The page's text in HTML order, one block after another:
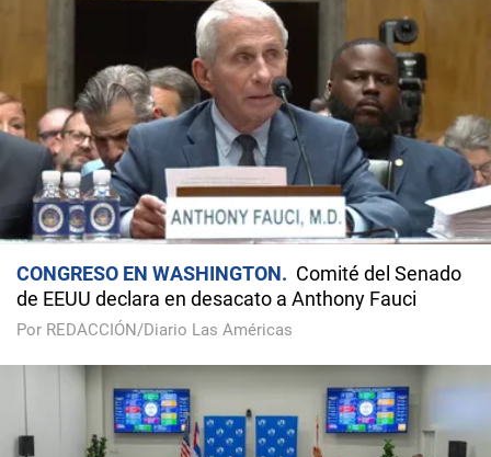
CONGRESO EN WASHINGTON
Comité del Senado
de EEUU declara en desacato a Anthony Fauci
Por REDACCIÓN/Diario Las Américas